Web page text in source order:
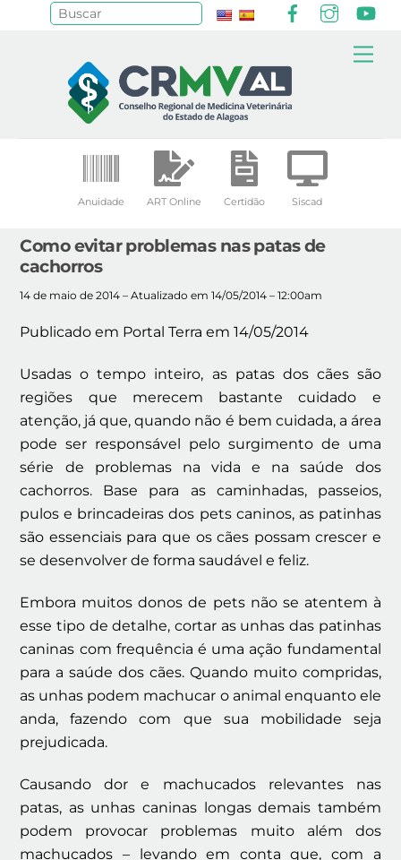
Anuidade ART Online Certidão Siscad
Como evitar problemas nas patas de
cachorros
14 de maio de 2014 – Atualizado em 14/05/2014 – 12:00am
Publicado em Portal Terra em 14/05/2014
Usadas o tempo inteiro, as patas dos cães são
regiões que merecem bastante cuidado e
atenção, já que, quando não é bem cuidada, a área
pode ser responsável pelo surgimento de uma
série de problemas na vida e na saúde dos
cachorros. Base para as caminhadas, passeios,
pulos e brincadeiras dos pets caninos, as patinhas
são essenciais para que os cães possam crescer e
se desenvolver de forma saudável e feliz.
Embora muitos donos de pets não se atentem à
esse tipo de detalhe, cortar as unhas das patinhas
caninas com frequência é uma ação fundamental
para a saúde dos cães. Quando muito compridas,
as unhas podem machucar o animal enquanto ele
anda, fazendo com que sua mobilidade seja
prejudicada.
Causando dor e machucados relevantes nas
patas, as unhas caninas longas demais também
podem provocar problemas muito além dos
machucados – levando em conta que, com a